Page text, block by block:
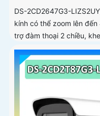
DS-2CD2647G3-
kính có thể zoom lên
trợ đàm thoại 2 chiều,
công nghệ AI trong việc
kiện ánh sáng yếu, ống